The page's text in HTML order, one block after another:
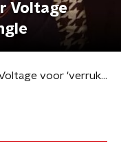
Voltage
TopSong opnieuw naar Voltage voor 'verrukkelijke' single